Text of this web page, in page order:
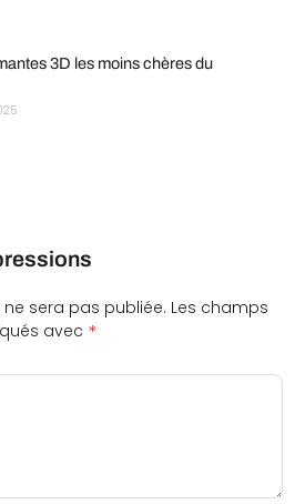
3D les moins chères du
sera pas publiée. Les champs
avec *